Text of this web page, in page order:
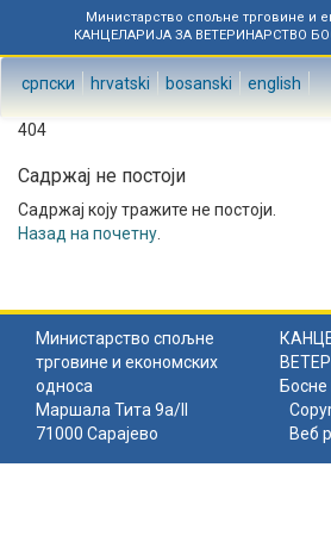
Министарство спољне трговине и
КАНЦЕЛАРИЈА ЗА ВЕТЕРИНАРСТВО
српски hrvatski bosanski english
404
Садржај не постоји
Садржај коју тражите не постоји.
Назад на почетну
Министарство спољне
трговине и економских
односа
Маршала Тита 9а/II
71000 Сарајево
Веб